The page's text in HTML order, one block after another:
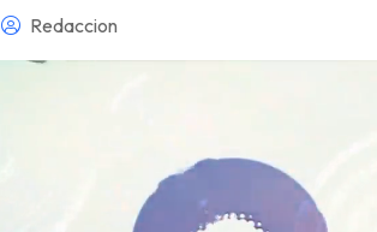
Redaccion